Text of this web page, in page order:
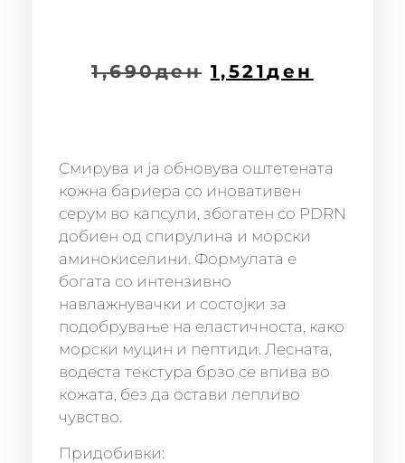
1,690ден 1,521ден
Смирува и ја обновува оштетената
кожна бариера со иновативен
серум во капсули, збогатен со PDRN
добиен од спирулина и морски
аминокиселини. Формулата е
богата со интензивно
навлажнувачки и состојки за
подобрување на еластичноста, како
морски муцин и пептиди. Лесната,
водеста текстура брзо се впива во
кожата, без да остави лепливо
чувство.
Придобивки: